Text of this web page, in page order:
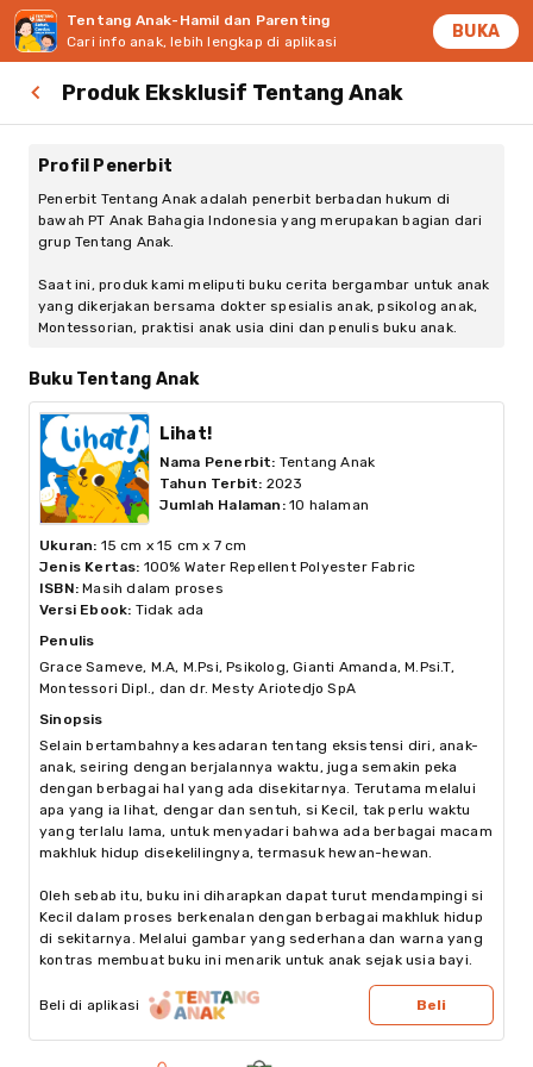
Tentang Anak-Hamil dan Parenting
Cari info anak, lebih lengkap di aplikasi
BUKA
Produk Eksklusif Tentang Anak
Profil Penerbit
Penerbit Tentang Anak adalah penerbit berbadan hukum di
bawah PT Anak Bahagia Indonesia yang merupakan bagian dari
grup Tentang Anak.
Saat ini, produk kami meliputi buku cerita bergambar untuk anak
yang dikerjakan bersama dokter spesialis anak, psikolog anak,
Montessorian, praktisi anak usia dini dan penulis buku anak.
Buku Tentang Anak
Lihat!
Nama Penerbit: Tentang Anak
Tahun Terbit: 2023
Jumlah Halaman : 10 halaman
Ukuran: 15 cm x 15 cm x 7 cm
Jenis Kertas: 100% Water Repellent Polyester Fabric
ISBN: Masih dalam proses
Versi Ebook: Tidak ada
Penulis
Grace Sameve, M.A, M.Psi, Psikolog, Gianti Amanda, M.Psi.T,
Montessori Dipl., dan dr. Mesty Ariotedjo SpA
Sinopsis
Selain bertambahnya kesadaran tentang eksistensi diri, anak-
anak, seiring dengan berjalannya waktu, juga semakin peka
dengan berbagai hal yang ada disekitarnya. Terutama melalui
apa yang ia lihat, dengar dan sentuh, si Kecil, tak perlu waktu
yang terlalu lama, untuk menyadari bahwa ada berbagai macam
makhluk hidup disekelilingnya, termasuk hewan-hewan.
Oleh sebab itu, buku ini diharapkan dapat turut mendampingi si
Kecil dalam proses berkenalan dengan berbagai makhluk hidup
di sekitarnya. Melalui gambar yang sederhana dan warna yang
kontras membuat buku ini menarik untuk anak sejak usia bayi.
Beli di aplikasi Beli